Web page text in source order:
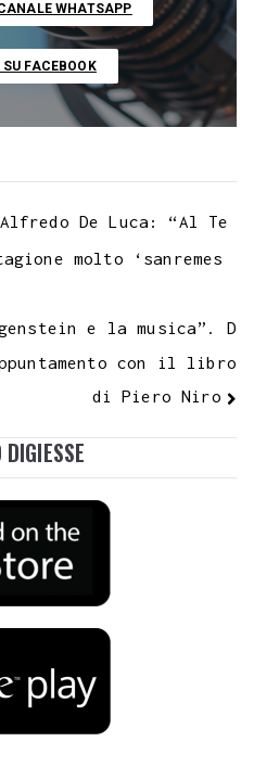
s
t
n
WHATSAPP
FACEBOOK
De Luca: “Al Te
molto ‘sanremes
e la musica”. D
con il libro
di Piero Niro